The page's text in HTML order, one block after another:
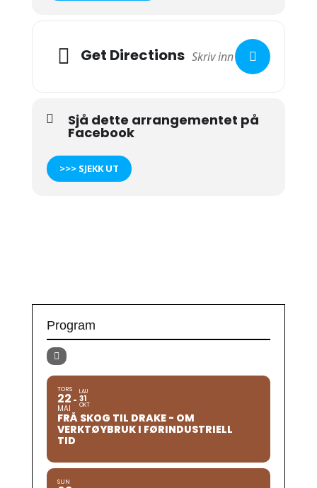
Get Directions
Sjå dette arrangementet på
Facebook
>>> SJEKK UT
Program
TORS
22
MAI
LAU
31
OKT
FRÅ SKOG TIL DRAKE - OM
VERKTØYBRUK I FØRINDUSTRIELL
TID
SUN